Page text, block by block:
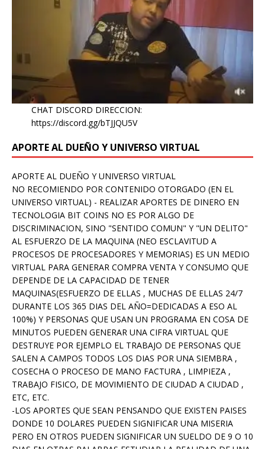
CHAT DISCORD DIRECCION:
https://discord.gg/bTJJQU5V
APORTE AL DUEÑO Y UNIVERSO VIRTUAL
APORTE AL DUEÑO Y UNIVERSO VIRTUAL
NO RECOMIENDO POR CONTENIDO OTORGADO (EN EL
UNIVERSO VIRTUAL) - REALIZAR APORTES DE DINERO EN
TECNOLOGIA BIT COINS NO ES POR ALGO DE
DISCRIMINACION, SINO "SENTIDO COMUN" Y "UN DELITO"
AL ESFUERZO DE LA MAQUINA (NEO ESCLAVITUD A
PROCESOS DE PROCESADORES Y MEMORIAS) ES UN MEDIO
VIRTUAL PARA GENERAR COMPRA VENTA Y CONSUMO QUE
DEPENDE DE LA CAPACIDAD DE TENER
MAQUINAS(ESFUERZO DE ELLAS , MUCHAS DE ELLAS 24/7
DURANTE LOS 365 DIAS DEL AÑO=DEDICADAS A ESO AL
100%) Y PERSONAS QUE USAN UN PROGRAMA EN COSA DE
MINUTOS PUEDEN GENERAR UNA CIFRA VIRTUAL QUE
DESTRUYE POR EJEMPLO EL TRABAJO DE PERSONAS QUE
SALEN A CAMPOS TODOS LOS DIAS POR UNA SIEMBRA ,
COSECHA O PROCESO DE MANO FACTURA , LIMPIEZA ,
TRABAJO FISICO, DE MOVIMIENTO DE CIUDAD A CIUDAD ,
ETC, ETC.
-LOS APORTES QUE SEAN PENSANDO QUE EXISTEN PAISES
DONDE 10 DOLARES PUEDEN SIGNIFICAR UNA MISERIA
PERO EN OTROS PUEDEN SIGNIFICAR UN SUELDO DE 9 O 10